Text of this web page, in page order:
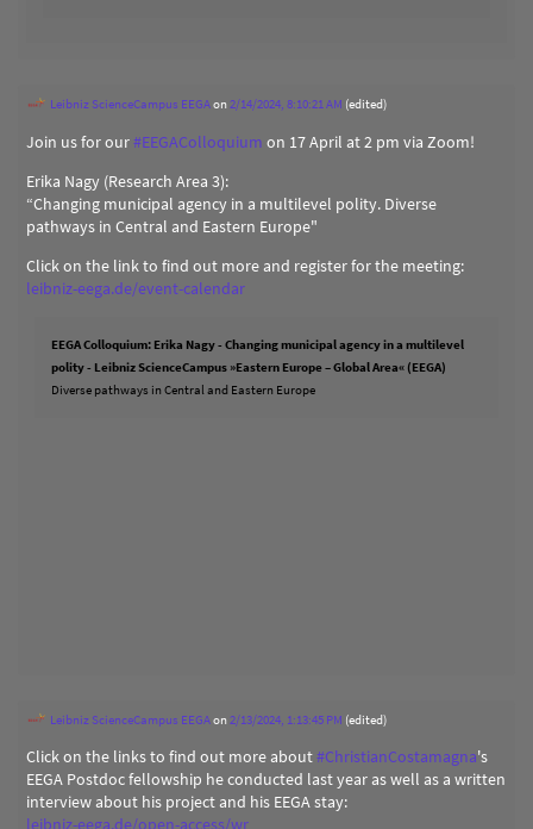
Leibniz ScienceCampus EEGAon2/14/2024, 8:10:21 AM (edited)
Join us for our#EEGAColloquium on 17 April at 2 pm via Zoom!
Erika Nagy (Research Area 3):
“Changing municipal agency in a multilevel polity. Diverse
pathways in Central and Eastern Europe"
Click on the link to find out more and register for the meeting:
leibniz-eega.de/event-calendar
EEGA Colloquium: Erika Nagy - Changing municipal agency in a multilevel
polity - Leibniz ScienceCampus »Eastern Europe – Global Area« (EEGA)
Diverse pathways in Central and Eastern Europe
Leibniz ScienceCampus EEGAon2/13/2024, 1:13:45 PM (edited)
Click on the links to find out more about#ChristianCostamagna's
EEGA Postdoc fellowship he conducted last year as well as a written
interview about his project and his EEGA stay: